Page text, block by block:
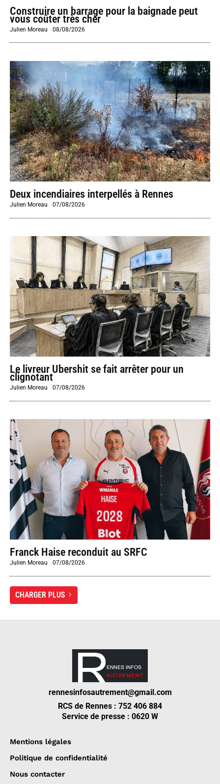
Construire un barrage pour la baignade peut
vous coûter très cher
Julien Moreau -08/08/2026
Deux incendiaires interpellés à Rennes
Julien Moreau -07/08/2026
Le livreur Ubershit se fait arrêter pour un
clignotant
Julien Moreau -07/08/2026
Franck Haise reconduit au SRFC
Julien Moreau -07/08/2026
CHARGER PLUS
rennesinfosautrement@gmail.com
RCS de Rennes : 752 406 884
Service de presse : 0620 W
Mentions légales
Politique de confidentialité
Nous contacter